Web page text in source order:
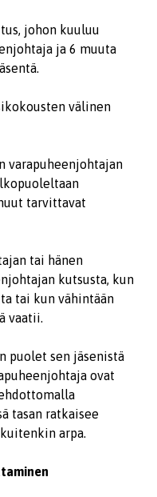
johon kuuluu
ja 6 muuta
välinen
varapuheenjohtajan
tarvittavat
tai hänen
kutsusta, kun
tai kun vähintään
vaatii.
puolet sen jäsenistä
ovat
tasan ratkaisee
arpa.